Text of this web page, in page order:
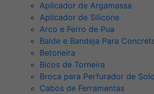
Aplicador de Argamassa
Aplicador de Silicone
Arco e Ferro de Pua
Balde e Bandeja Para
Betoneira
Bicos de Torneira
Broca para Perfurador de Solo
Cabos de Ferramentas